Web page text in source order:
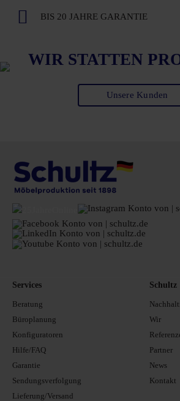
BIS 20 JAHRE GARANTIE
WIR STATTEN
Unsere Kunden
Services
Beratung
Büroplanung
Konfiguratoren
Hilfe/FAQ
Garantie
Sendungsverfolgung
Lieferung/Versand
Schultz
Wir
Partner
News
Kontakt